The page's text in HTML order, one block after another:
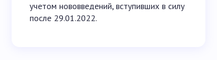
учетом нововведений, вступивших в силу
после 29.01.2022.